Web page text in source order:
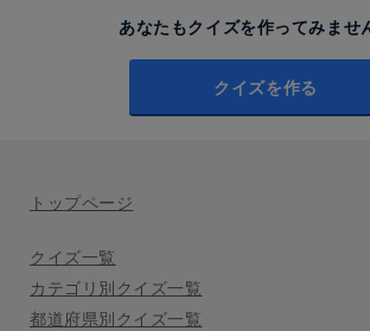
あなたもクイズを作ってみませ
クイズを作る
トップページ
クイズ一覧
カテゴリ別クイズ一覧
都道府県別クイズ一覧